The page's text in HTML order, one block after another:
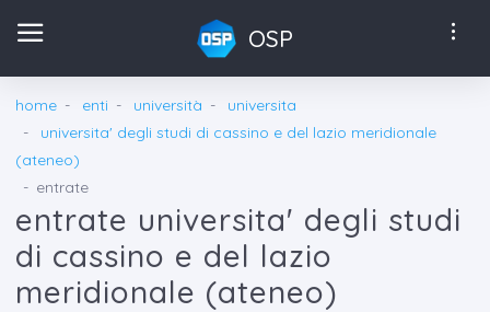
OSP
home enti università
universita
universita' degli studi di cassino e del lazio meridionale
(ateneo)
entrate
entrate universita' degli studi
di cassino e del lazio
meridionale (ateneo)